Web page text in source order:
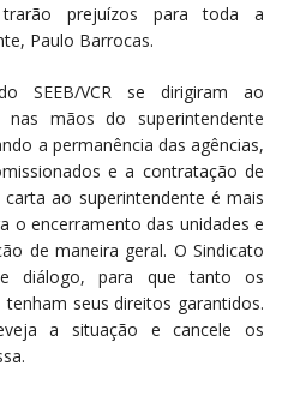
prejuízos para toda a
Paulo Barrocas.
SEEB/VCR se dirigiram ao
mãos do superintendente
a permanência das agências,
e a contratação de
ao superintendente é mais
o encerramento das unidades e
de maneira geral. O Sindicato
diálogo, para que tanto os
seus direitos garantidos.
a situação e cancele os